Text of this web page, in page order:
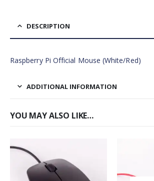
DESCRIPTION
Raspberry Pi Official Mouse (White/Red)
ADDITIONAL INFORMATION
YOU MAY ALSO LIKE…